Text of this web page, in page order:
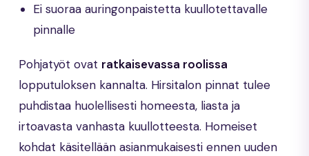
Ei suoraa auringonpaistetta kuullotettavalle
pinnalle
Pohjatyöt ovat ratkaisevassa roolissa
lopputuloksen kannalta. Hirsitalon pinnat tulee
puhdistaa huolellisesti homeesta, liasta ja
irtoavasta vanhasta kuullotteesta. Homeiset
kohdat käsitellään asianmukaisesti ennen uuden